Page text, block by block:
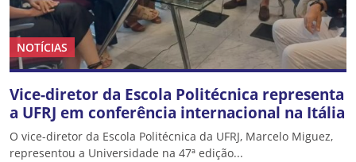
NOTÍCIAS
Vice-diretor da Escola Politécnica representa
a UFRJ em conferência internacional na Itália
O vice-diretor da Escola Politécnica da UFRJ, Marcelo Miguez,
representou a Universidade na 47ª edição...